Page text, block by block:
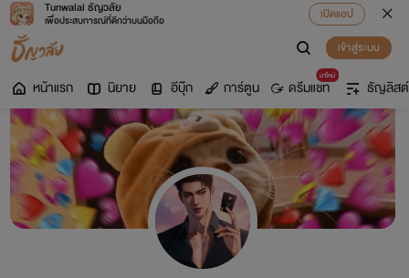
Tunwalai ธัญวลัย
เพื่อประสบการณ์ที่ดีกว่าบนมือถือ
เปิดแอป
เข้าสู่ระบบ
หน้าแรก นิยาย อีบุ๊ก การ์ตูน
มาใหม่
ดรีมแชท ธัญลิสต์